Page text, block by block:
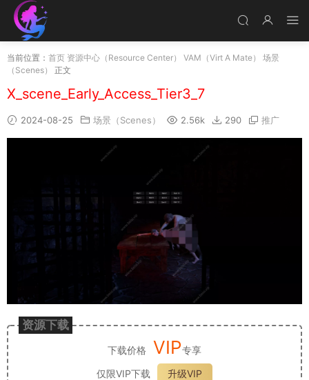
当前位置： 首页 资源中心（Resource Center） VAM（Virt A Mate）
场景
（Scenes）
正文
X_scene_Early_Access_Tier3_7
2024-08-25 场景（Scenes） 2.56k 290 推广
资源下载
下载价格 VIP专享
仅限VIP下载
升级VIP